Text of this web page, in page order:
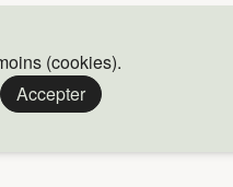
(cookies).
Accepter